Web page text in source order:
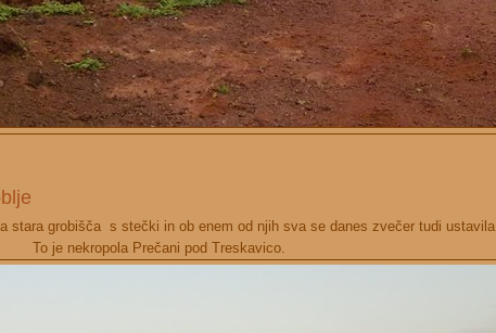
stara grobišča s stečki in ob enem od njih sva se danes zvečer tudi ustavila.
To je nekropola Prečani pod Treskavico.